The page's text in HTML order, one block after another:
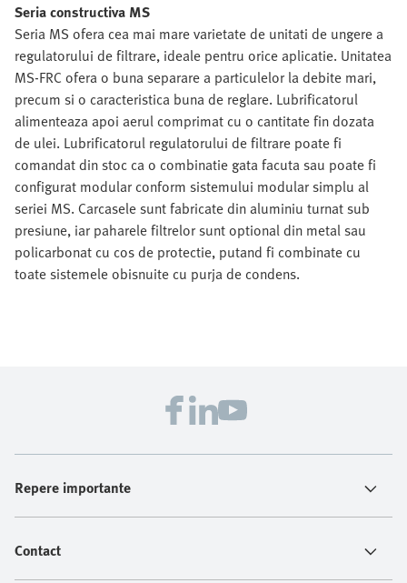
Seria constructiva MS
Seria MS ofera cea mai mare varietate de unitati de ungere a
regulatorului de filtrare, ideale pentru orice aplicatie. Unitatea
MS-FRC ofera o buna separare a particulelor la debite mari,
precum si o caracteristica buna de reglare. Lubrificatorul
alimenteaza apoi aerul comprimat cu o cantitate fin dozata
de ulei. Lubrificatorul regulatorului de filtrare poate fi
comandat din stoc ca o combinatie gata facuta sau poate fi
configurat modular conform sistemului modular simplu al
seriei MS. Carcasele sunt fabricate din aluminiu turnat sub
presiune, iar paharele filtrelor sunt optional din metal sau
policarbonat cu cos de protectie, putand fi combinate cu
toate sistemele obisnuite cu purja de condens.
Repere importante
Contact